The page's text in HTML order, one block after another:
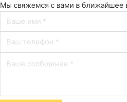
Мы свяжемся с вами в ближайшее